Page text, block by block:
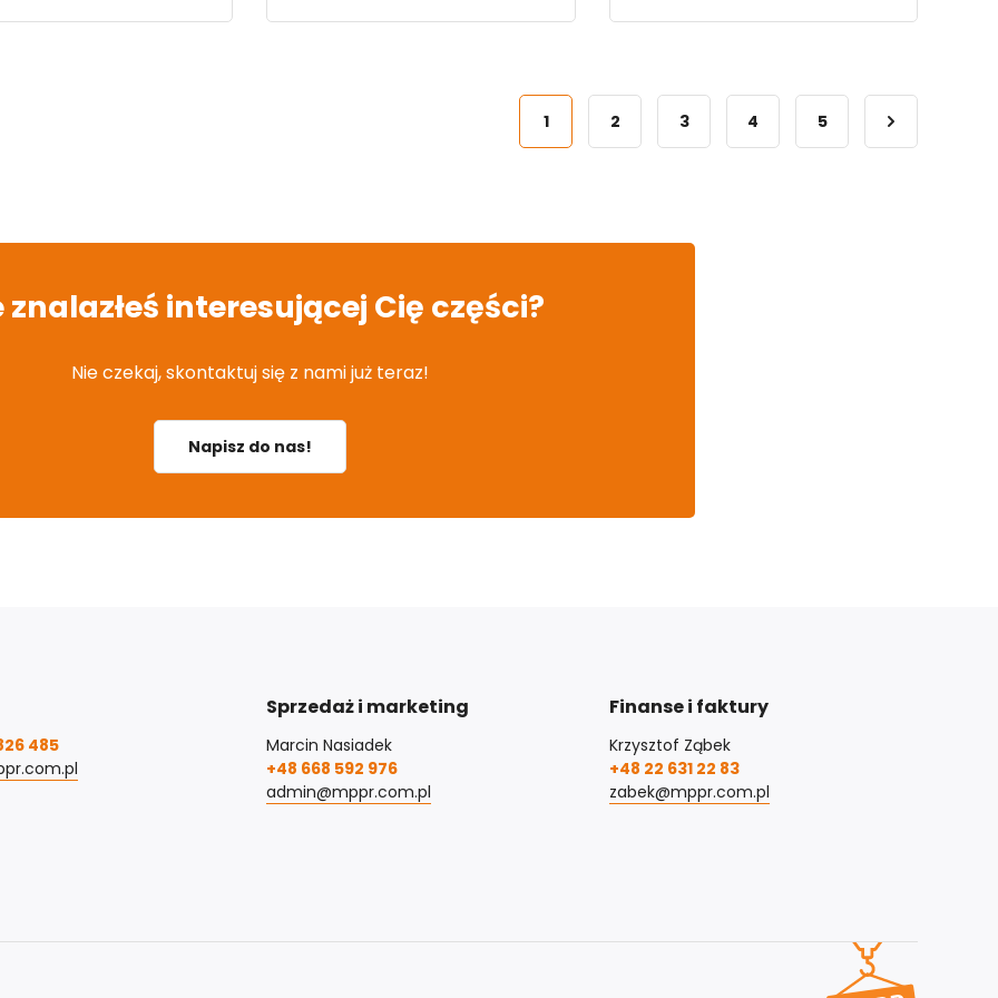
1 2 3 4 5
znalazłeś interesującej Cię części?
Nie czekaj, skontaktuj się z nami już teraz!
Napisz do nas!
485
Sprzedaż i marketing
Marcin Nasiadek
+48 668 592 976
admin@mppr.com.pl
Finanse i faktury
Krzysztof Ząbek
+48 22 631 22 83
zabek@mppr.com.pl